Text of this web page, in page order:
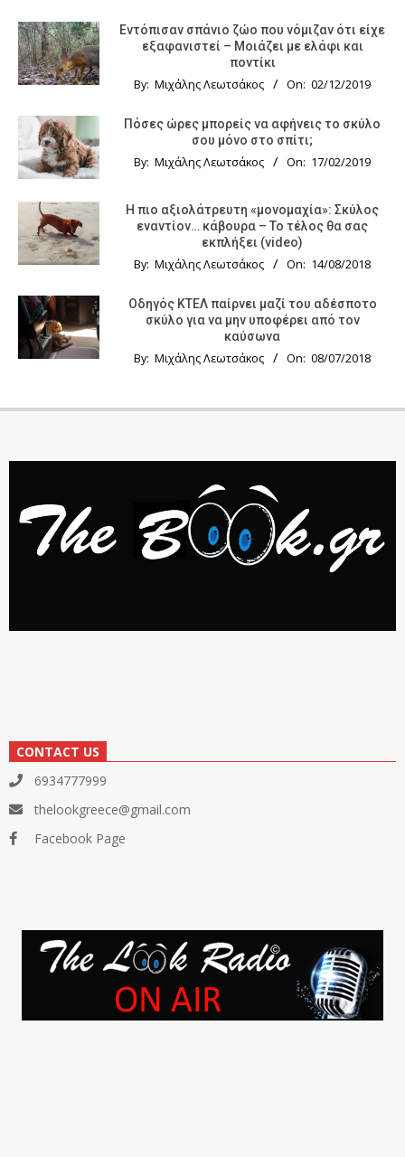
Εντόπισαν σπάνιο ζώο που νόμιζαν ότι είχε
εξαφανιστεί – Μοιάζει με ελάφι και
ποντίκι
By: Μιχάλης Λεωτσάκος On: 02/12/2019
Πόσες ώρες μπορείς να αφήνεις το σκύλο
σου μόνο στο σπίτι;
By: Μιχάλης Λεωτσάκος On: 17/02/2019
Η πιο αξιολάτρευτη «μονομαχία»: Σκύλος
εναντίον… κάβουρα – Το τέλος θα σας
εκπλήξει (video)
By: Μιχάλης Λεωτσάκος On: 14/08/2018
Οδηγός KTΕΛ παίρνει μαζί του αδέσποτο
σκύλο για να μην υποφέρει από τον
καύσωνα
By: Μιχάλης Λεωτσάκος On: 08/07/2018
CONTACT US
6934777999
thelookgreece@gmail.com
Facebook Page